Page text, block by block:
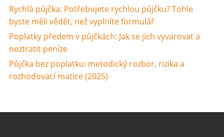
Rychlá půjčka: Potřebujete rychlou půjčku? Tohle
byste měli vědět, než vyplníte formulář
Poplatky předem v půjčkách: Jak se jich vyvarovat a
neztratit peníze
Půjčka bez poplatku: metodický rozbor, rizika a
rozhodovací matice (2025)